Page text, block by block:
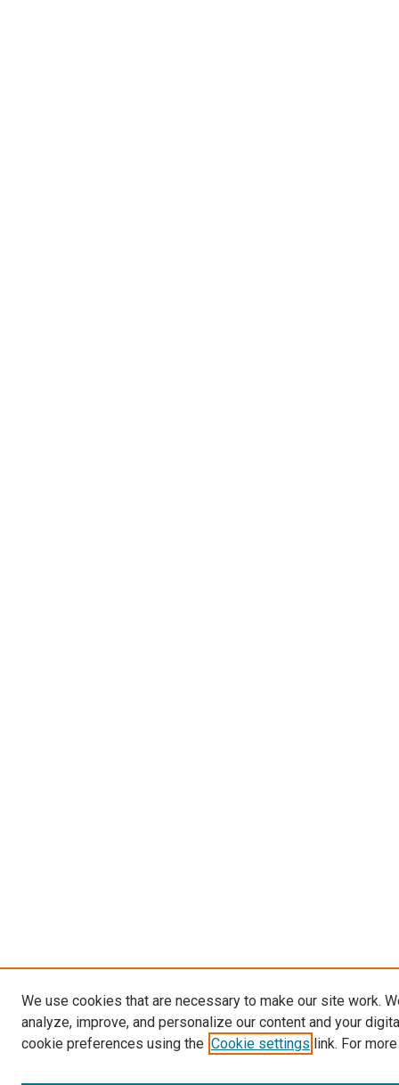
We use cookies that are necessary to make our site work.
analyze, improve, and personalize our content and your
cookie preferences using the Cookie settings link. For